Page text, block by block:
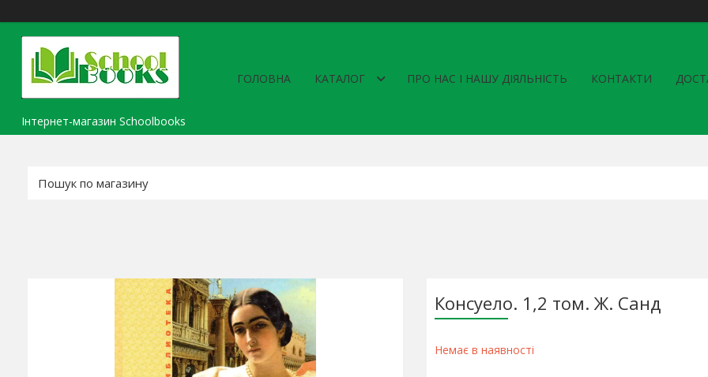
Інтернет-магазин Schoolbooks
ГОЛОВНА КАТАЛОГ ПРО НАС І НАШУ ДІЯЛЬНІСТЬ КОНТАКТИ
Консуело. 1,2 том. Ж. Санд
Немає в наявності